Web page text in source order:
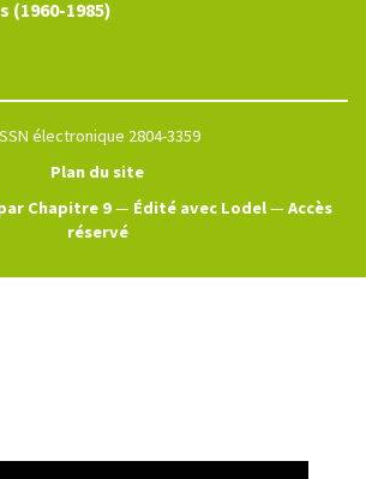
(1960-1985)
électronique 2804-3359
Plan du site
Chapitre 9— Édité avec Lodel— Accès
réservé